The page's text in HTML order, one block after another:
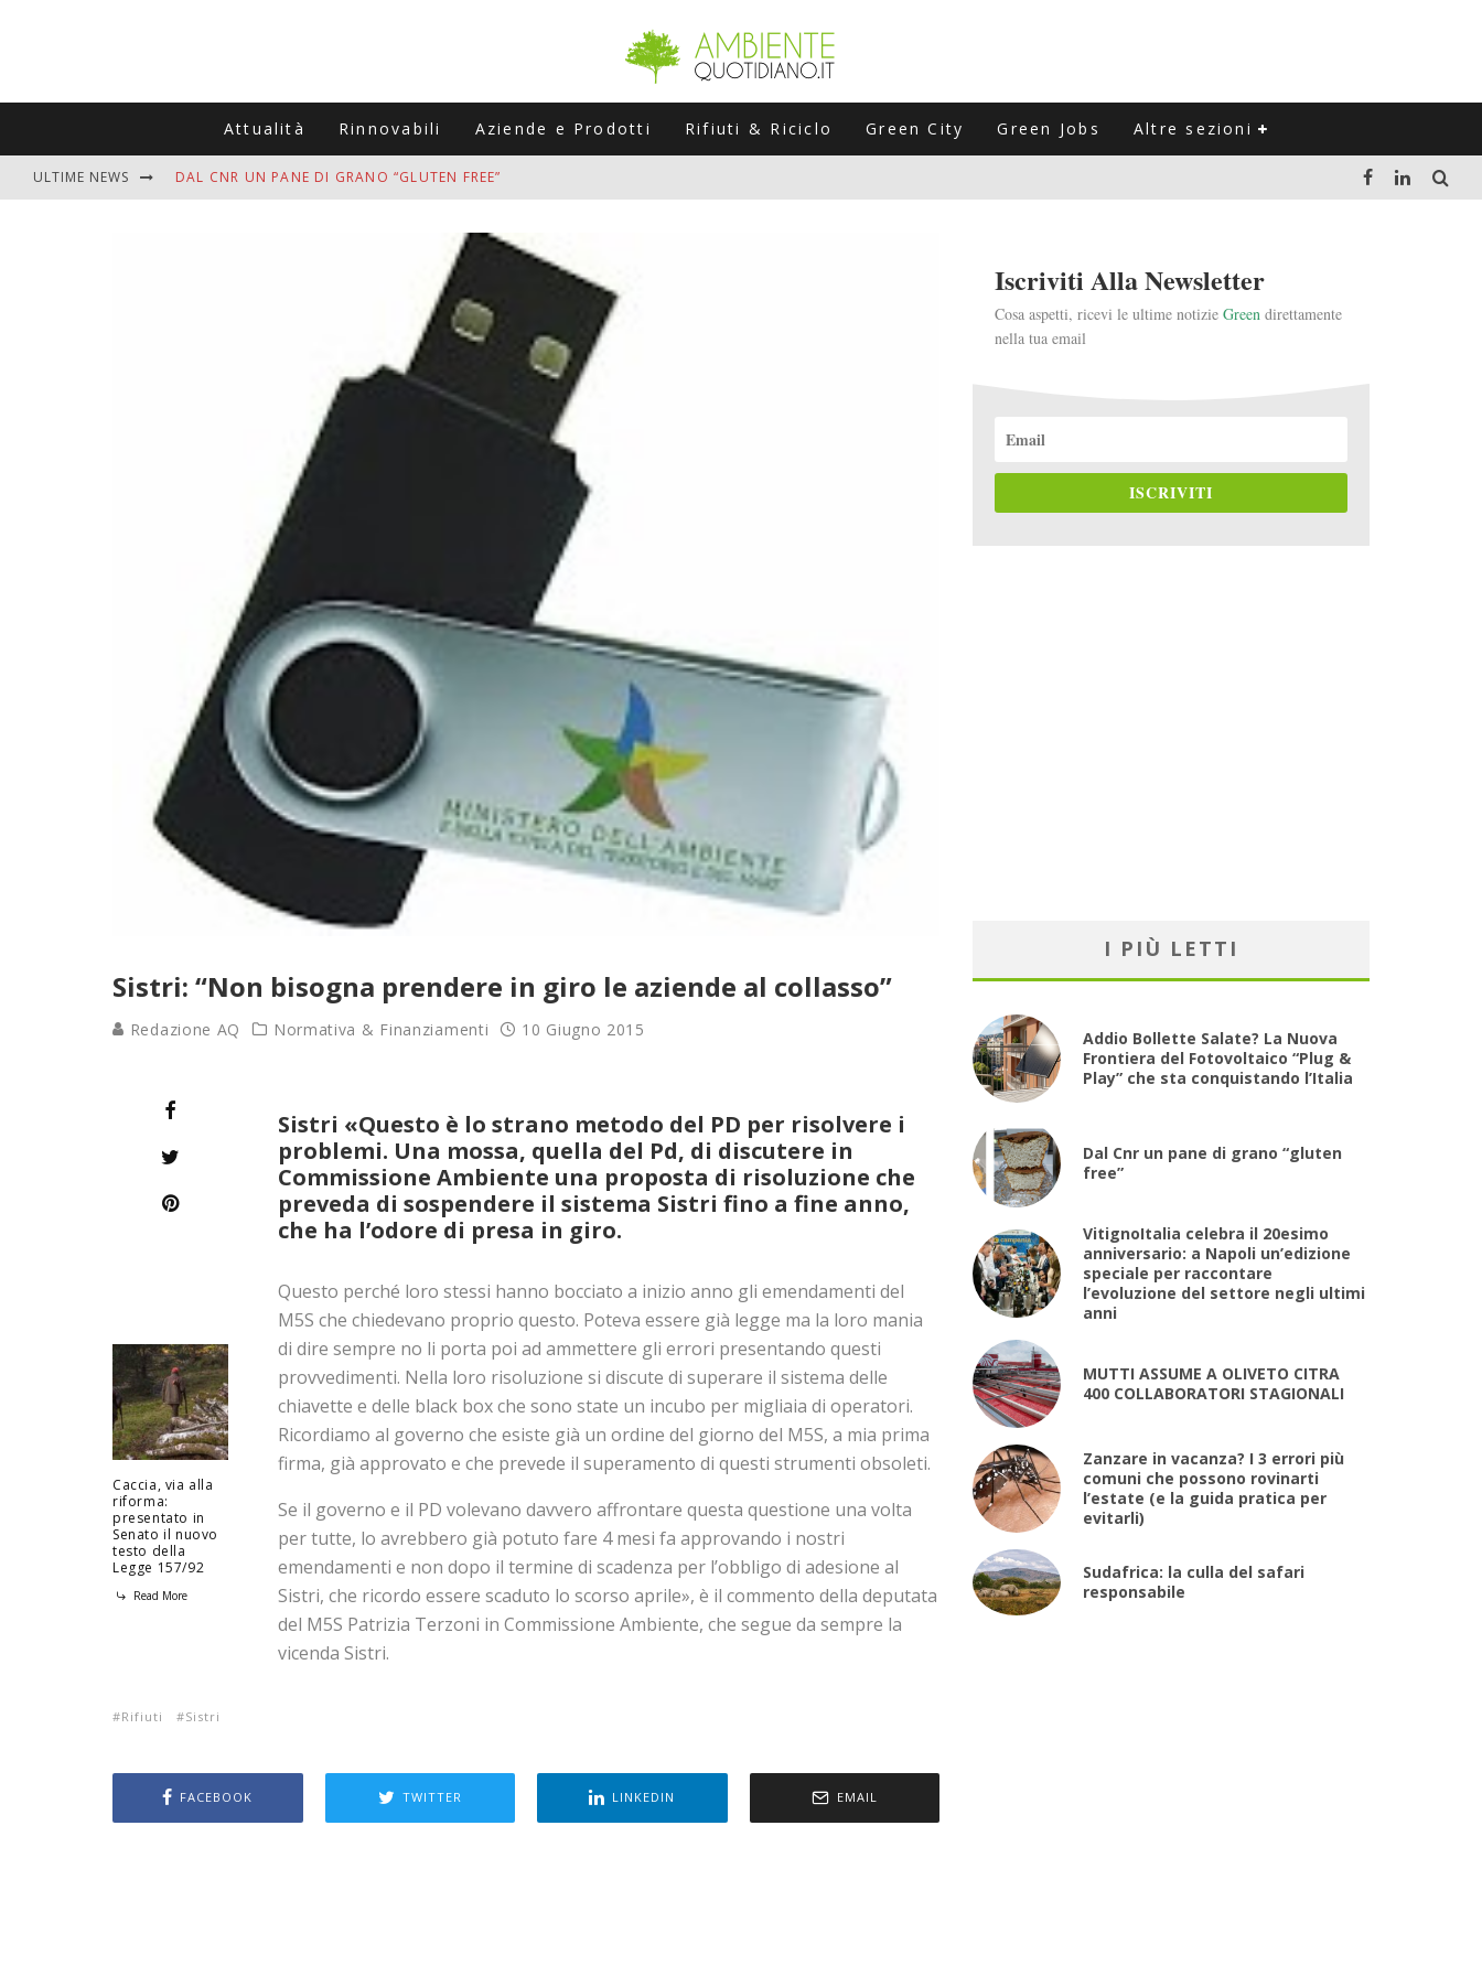
Attualità Rinnovabili Aziende e Prodotti Rifiuti & Riciclo Green City Green Jobs Altre sezioni
ULTIME NEWS DAL CNR UN PANE DI GRANO “GLUTEN FREE”
MUTTI ASSUME A OLIVETO CITRA 400 COLLABORATORI STAGIONALI
ZANZARE IN VACANZA? I 3 ERRORI PIÙ COMUNI CHE POSSONO ROVINARTI L’ESTATE (E LA GUIDA PRATICA PER EVITARLI)
ADDIO BOLLETTE SALATE? LA NUOVA FRONTIERA DEL FOTOVOLTAICO "PLUG & PLAY" CHE STA CONQUISTANDO L'ITALIA
Sistri: “Non bisogna prendere in giro le aziende al collasso”
Redazione AQ Normativa & Finanziamenti 10 Giugno 2015
Caccia, via alla
riforma:
presentato in
Senato il nuovo
testo della
Legge 157/92
Read More
Sistri «Questo è lo strano metodo del PD per risolvere i
problemi. Una mossa, quella del Pd, di discutere in
Commissione Ambiente una proposta di risoluzione che
preveda di sospendere il sistema Sistri fino a fine anno,
che ha l’odore di presa in giro.
Questo perché loro stessi hanno bocciato a inizio anno gli emendamenti del
M5S che chiedevano proprio questo. Poteva essere già legge ma la loro mania
di dire sempre no li porta poi ad ammettere gli errori presentando questi
provvedimenti. Nella loro risoluzione si discute di superare il sistema delle
chiavette e delle black box che sono state un incubo per migliaia di operatori.
Ricordiamo al governo che esiste già un ordine del giorno del M5S, a mia prima
firma, già approvato e che prevede il superamento di questi strumenti obsoleti.
Se il governo e il PD volevano davvero affrontare questa questione una volta
per tutte, lo avrebbero già potuto fare 4 mesi fa approvando i nostri
emendamenti e non dopo il termine di scadenza per l’obbligo di adesione al
Sistri, che ricordo essere scaduto lo scorso aprile», è il commento della deputata
del M5S Patrizia Terzoni in Commissione Ambiente, che segue da sempre la
vicenda Sistri.
Rifiuti Sistri
FACEBOOK TWITTER LINKEDIN EMAIL
Iscriviti Alla Newsletter
Cosa aspetti, ricevi le ultime notizie Green direttamente
nella tua email
ISCRIVITI
I PIÙ LETTI
Addio Bollette Salate? La Nuova
Frontiera del Fotovoltaico “Plug &
Play” che sta conquistando l’Italia
Dal Cnr un pane di grano “gluten
free”
VitignoItalia celebra il 20esimo
anniversario: a Napoli un’edizione
speciale per raccontare
l’evoluzione del settore negli ultimi
anni
MUTTI ASSUME A OLIVETO CITRA
400 COLLABORATORI STAGIONALI
Zanzare in vacanza? I 3 errori più
comuni che possono rovinarti
l’estate (e la guida pratica per
evitarli)
Sudafrica: la culla del safari
responsabile